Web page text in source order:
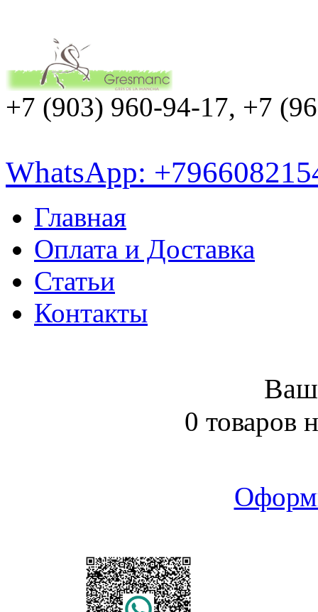
+7 (903) 960-94-17, +7
WhatsApp:
Главная
Оплата и Доставка
Статьи
Контакты
0 товаров